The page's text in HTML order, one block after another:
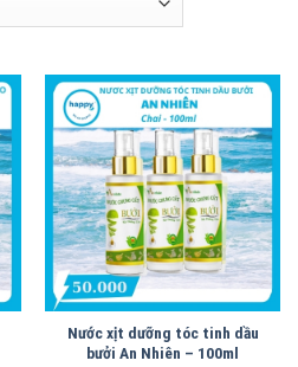
Nước xịt dưỡng tóc tinh dầu
bưởi An Nhiên – 100ml